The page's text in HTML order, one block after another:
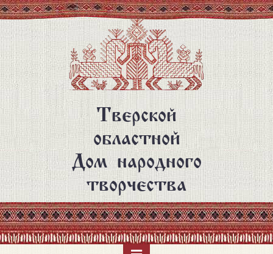
Перейти
к
основному
содержанию
Тверской
областной
Дом народного
творчества